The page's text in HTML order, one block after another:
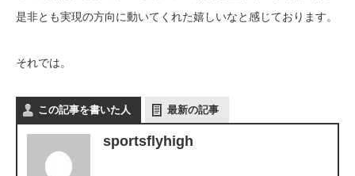
是非とも実現の方向に動いてくれた嬉しいなと感じております。
それでは。
この記事を書いた人 最新の記事
sportsflyhigh